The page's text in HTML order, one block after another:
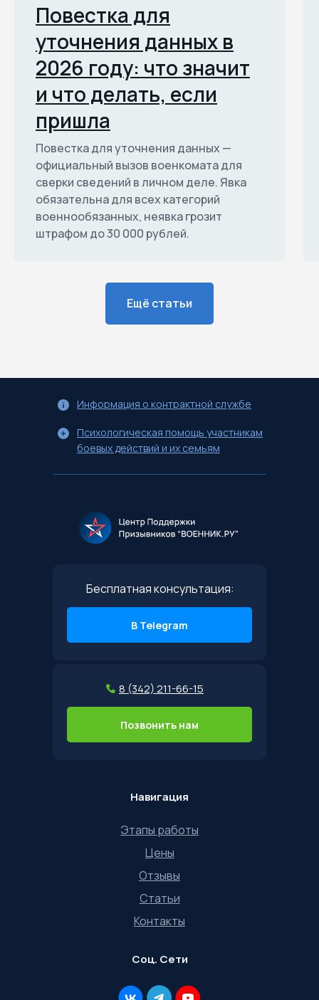
Повестка для
уточнения данных в
2026 году: что значит
и что делать, если
пришла
Повестка для уточнения данных —
официальный вызов военкомата для
сверки сведений в личном деле. Явка
обязательна для всех категорий
военнообязанных, неявка грозит
штрафом до 30 000 рублей.
Ещё статьи
Отзывы
Контакты
Цены
Статьи
Навигация
Этапы работы
Соц. Сети
Бесплатная консультация:
В Telegram
8 (342) 211-66-15
Позвонить нам
Информация о контрактной службе
Психологическая помощь участникам
боевых действий и их семьям